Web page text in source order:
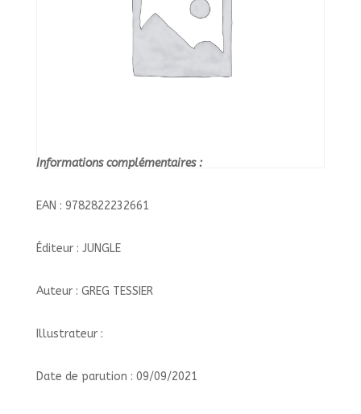
Informations complémentaires :
EAN : 9782822232661
Éditeur : JUNGLE
Auteur : GREG TESSIER
Illustrateur :
Date de parution : 09/09/2021